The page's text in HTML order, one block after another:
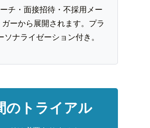
チ・面接招待・不採用メー
ーから展開されます。プラ
ナライゼーション付き。
のトライアル